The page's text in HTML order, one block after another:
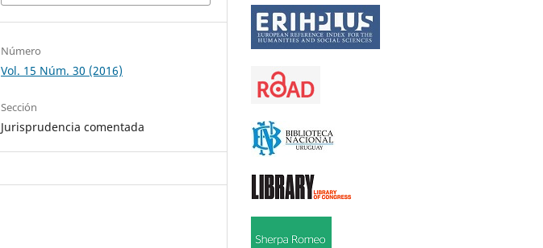
Número
Vol. 15 Núm. 30 (2016)
Sección
Jurisprudencia comentada